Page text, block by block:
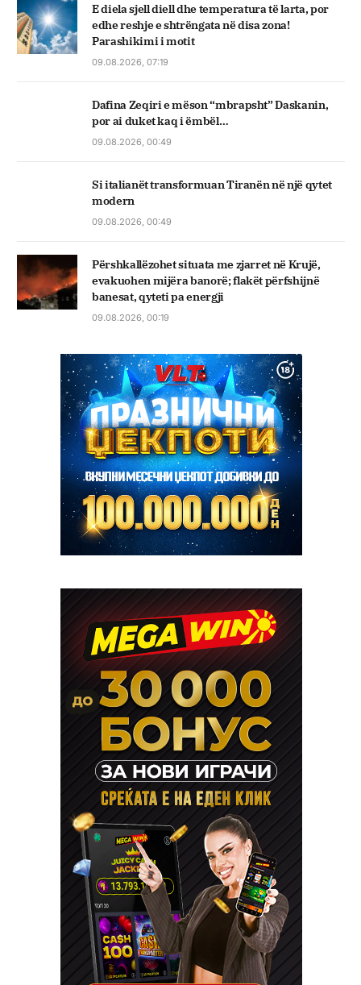
E diela sjell diell dhe temperatura të larta, por
edhe reshje e shtrëngata në disa zona!
Parashikimi i motit
09.08.2026, 07:19
Dafina Zeqiri e mëson “mbrapsht” Daskanin,
por ai duket kaq i ëmbël…
09.08.2026, 00:49
Si italianët transformuan Tiranën në një qytet
modern
09.08.2026, 00:49
Përshkallëzohet situata me zjarret në Krujë,
evakuohen mijëra banorë; flakët përfshijnë
banesat, qyteti pa energji
09.08.2026, 00:19